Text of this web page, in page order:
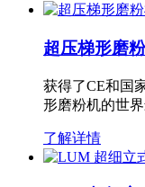
超压梯形磨
获得了CE和国
形磨粉机的世
了解详情